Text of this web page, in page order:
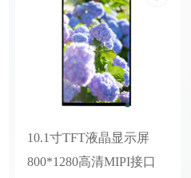
10.1寸TFT液晶显示屏
800*1280高清MIPI接口